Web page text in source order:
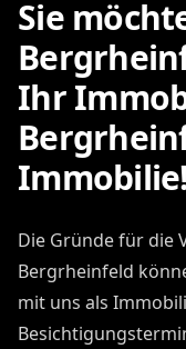
Sie
Ihr
Immobilie!
Die Gründe für die
Bergrheinfeld
mit uns als